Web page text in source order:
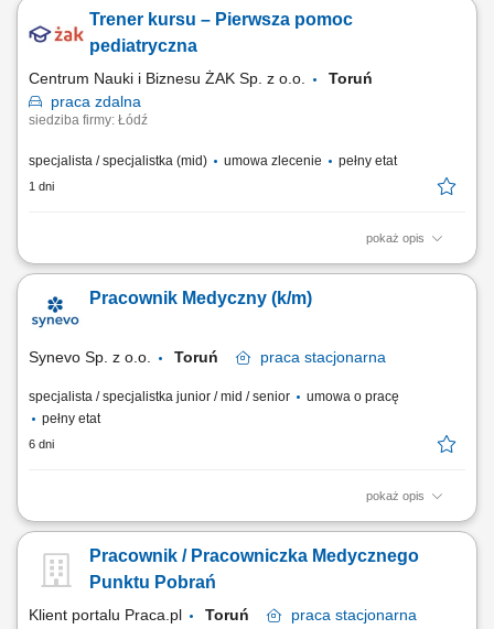
Trener kursu – Pierwsza pomoc
pediatryczna
Centrum Nauki i Biznesu ŻAK Sp. z o.o.
Toruń
praca zdalna
siedziba firmy: Łódź
specjalista / specjalistka (mid) umowa zlecenie pełny etat
1 dni
pokaż opis
Nazwa kursu: Pierwsza pomoc pediatryczna Czas trwania: 6 godzin
Pracownik Medyczny (k/m)
Synevo Sp. z o.o. Toruń praca stacjonarna
specjalista / specjalistka junior / mid / senior
umowa o pracę
pełny etat
6 dni
pokaż opis
Opis stanowiska: Obsługa Pacjentów w Punkcie Pobrań; Wykonywanie
Prowadzenie dokumentacji medycznej zgodnie ze standardami Punktu
Pobrań; Obsługa kasy fiskalnej i systemu komputerowego do obsługi
Pracownik / Pracowniczka Medycznego
Punktu Pobrań
Klient portalu Praca.pl Toruń praca stacjonarna